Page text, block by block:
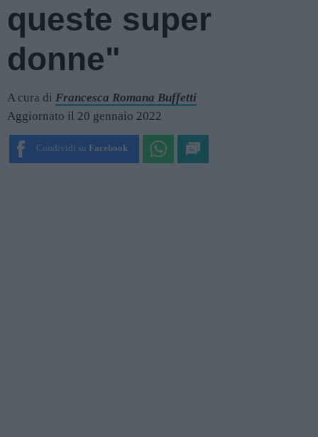
queste super
donne"
A cura di Francesca Romana Buffetti
Aggiornato il 20 gennaio 2022
Condividi su Facebook